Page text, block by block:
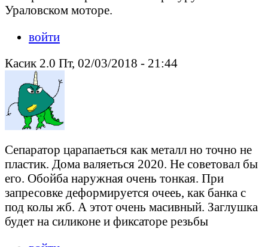
Ураловском моторе.
войти
Касик 2.0 Пт, 02/03/2018 - 21:44
Сепаратор царапаеться как металл но точно не
пластик. Дома валяеться 2020. Не советовал бы
его. Обойба наружная очень тонкая. При
запресовке деформируется очееь, как банка с
под колы жб. А этот очень масивный. Заглушка
будет на силиконе и фиксаторе резьбы